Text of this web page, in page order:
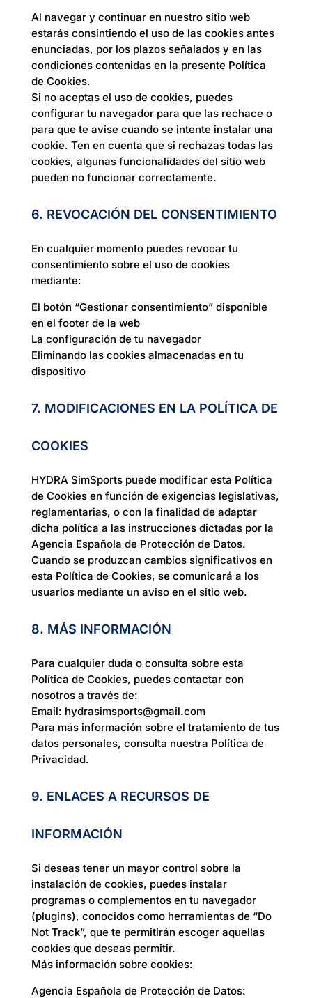
Al navegar y continuar en nuestro sitio web
estarás consintiendo el uso de las cookies antes
enunciadas, por los plazos señalados y en las
condiciones contenidas en la presente Política
de Cookies.
Si no aceptas el uso de cookies, puedes
configurar tu navegador para que las rechace o
para que te avise cuando se intente instalar una
cookie. Ten en cuenta que si rechazas todas las
cookies, algunas funcionalidades del sitio web
pueden no funcionar correctamente.
6. REVOCACIÓN DEL CONSENTIMIENTO
En cualquier momento puedes revocar tu
consentimiento sobre el uso de cookies
mediante:
El botón “Gestionar consentimiento” disponible
en el footer de la web
La configuración de tu navegador
Eliminando las cookies almacenadas en tu
dispositivo
7. MODIFICACIONES EN LA POLÍTICA DE
COOKIES
HYDRA SimSports puede modificar esta Política
de Cookies en función de exigencias legislativas,
reglamentarias, o con la finalidad de adaptar
dicha política a las instrucciones dictadas por la
Agencia Española de Protección de Datos.
Cuando se produzcan cambios significativos en
esta Política de Cookies, se comunicará a los
usuarios mediante un aviso en el sitio web.
8. MÁS INFORMACIÓN
Para cualquier duda o consulta sobre esta
Política de Cookies, puedes contactar con
nosotros a través de:
Email: hydrasimsports@gmail.com
Para más información sobre el tratamiento de tus
datos personales, consulta nuestra Política de
Privacidad.
9. ENLACES A RECURSOS DE
INFORMACIÓN
Si deseas tener un mayor control sobre la
instalación de cookies, puedes instalar
programas o complementos en tu navegador
(plugins), conocidos como herramientas de “Do
Not Track”, que te permitirán escoger aquellas
cookies que deseas permitir.
Más información sobre cookies:
Agencia Española de Protección de Datos: